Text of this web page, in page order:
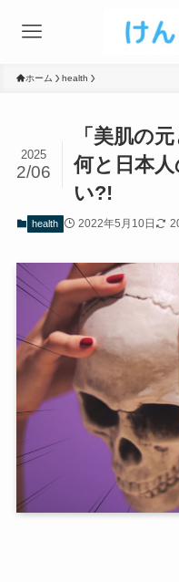
ホーム health
「美肌の
何と日本
い?!
2025
2/06
health 2022年5月10日